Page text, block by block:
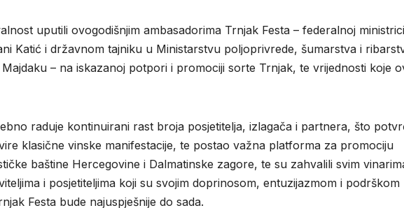
uputili ovogodišnjim ambasadorima Trnjak Festa – federalnoj ministrici
Katić i državnom tajniku u Ministarstvu poljoprivrede, šumarstva i
– na iskazanoj potpori i promociji sorte Trnjak, te vrijednosti koje
raduje kontinuirani rast broja posjetitelja, izlagača i partnera, što
klasične vinske manifestacije, te postao važna platforma za promociju
baštine Hercegovine i Dalmatinske zagore, te su zahvalili svim
i posjetiteljima koji su svojim doprinosom, entuzijazmom i podrškom
Festa bude najuspješnije do sada.